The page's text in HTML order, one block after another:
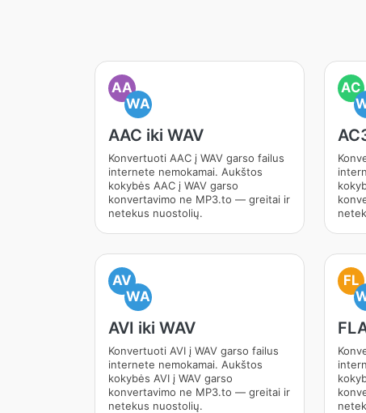
AA
WA
AAC iki WAV
Konvertuoti AAC į WAV garso failus
internete nemokamai. Aukštos
kokybės AAC į WAV garso
konvertavimo ne MP3.to — greitai ir
netekus nuostolių.
AC
AV
WA
AVI iki WAV
Konvertuoti AVI į WAV garso failus
internete nemokamai. Aukštos
kokybės AVI į WAV garso
konvertavimo ne MP3.to — greitai ir
netekus nuostolių.
FL